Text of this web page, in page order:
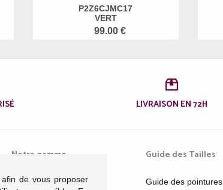
de vous proposer
P2Z6CJMC17
VERT
99.00 €
LIVRAISON EN 72H
Notre gamme
Femme
Guide des Tailles
Guide des pointures